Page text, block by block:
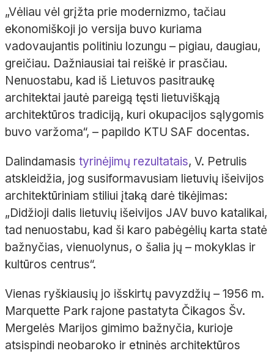
„Vėliau vėl grįžta prie modernizmo, tačiau
ekonomiškoji jo versija buvo kuriama
vadovaujantis politiniu lozungu – pigiau, daugiau,
greičiau. Dažniausiai tai reiškė ir prasčiau.
Nenuostabu, kad iš Lietuvos pasitraukę
architektai jautė pareigą tęsti lietuviškąją
architektūros tradiciją, kuri okupacijos sąlygomis
buvo varžoma“, – papildo KTU SAF docentas.
Dalindamasis tyrinėjimų rezultatais, V. Petrulis
atskleidžia, jog susiformavusiam lietuvių išeivijos
architektūriniam stiliui įtaką darė tikėjimas:
„Didžioji dalis lietuvių išeivijos JAV buvo katalikai,
tad nenuostabu, kad ši karo pabėgėlių karta statė
bažnyčias, vienuolynus, o šalia jų – mokyklas ir
kultūros centrus“.
Vienas ryškiausių jo išskirtų pavyzdžių – 1956 m.
Marquette Park rajone pastatyta Čikagos Šv.
Mergelės Marijos gimimo bažnyčia, kurioje
atsispindi neobaroko ir etninės architektūros